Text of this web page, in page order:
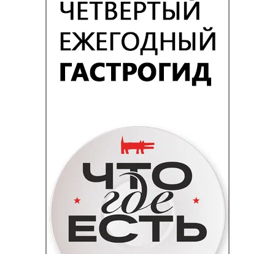
Комедийный сериал «Ольга» с 5
сентября с понедельника по четверг в
20:00 на ТНТ.